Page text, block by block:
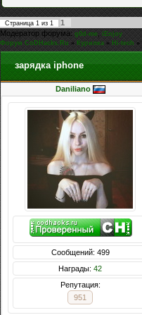
Страница 1 из 1
1
Модератор форума:g0d-me,iEnjoy
Форум CoDHacks.Ru » Курилка » Hi-tech »
зарядка iphone
Daniliano
Сообщений: 499
Награды: 42
Репутация:
951